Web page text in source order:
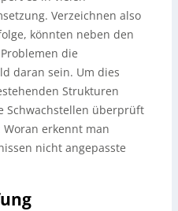
Verzeichnen also
könnten neben den
die
daran sein. Um dies
Strukturen
Schwachstellen überprüft
erkennt man
nicht angepasste